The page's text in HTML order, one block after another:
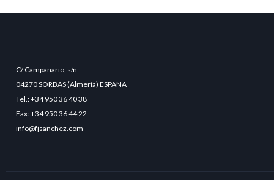
C/ Campanario, s/n
04270 SORBAS (Almería) ESPAÑA
Tel.: +34 950 36 40 38
Fax: +34 950 36 44 22
info@fjsanchez.com